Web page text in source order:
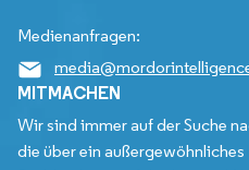
Medienanfragen:
MITMACHEN
Wir sind immer auf der Suche
die über ein